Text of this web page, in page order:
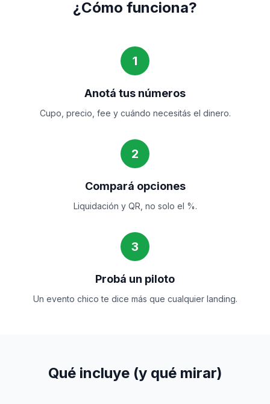
¿Cómo funciona?
1
Anotá tus números
Cupo, precio, fee y cuándo necesitás el dinero.
2
Compará opciones
Liquidación y QR, no solo el %.
3
Probá un piloto
Un evento chico te dice más que cualquier landing.
Qué incluye (y qué mirar)